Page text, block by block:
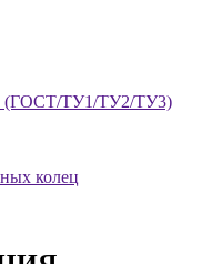
(ГОСТ/ТУ1/ТУ2/ТУ3)
колец